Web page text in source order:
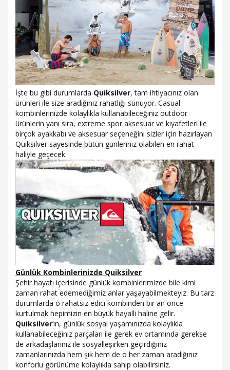
İşte bu gibi durumlarda Quiksilver, tam ihtiyacınız olan
ürünleri ile size aradığınız rahatlığı sunuyor. Casual
kombinlerinizde kolaylıkla kullanabileceğiniz outdoor
ürünlerin yanı sıra, extreme spor aksesuar ve kıyafetleri ile
birçok ayakkabı ve aksesuar seçeneğini sizler için hazırlayan
Quiksilver sayesinde bütün günleriniz olabilen en rahat
haliyle geçecek.
Günlük Kombinlerinizde Quiksilver
Şehir hayatı içerisinde günlük kombinlerimizde bile kimi
zaman rahat edemediğimiz anlar yaşayabilmekteyiz. Bu tarz
durumlarda o rahatsız edici kombinden bir an önce
kurtulmak hepimizin en büyük hayalli haline gelir.
Quiksilver‘ın, günlük sosyal yaşamınızda kolaylıkla
kullanabileceğiniz parçaları ile gerek ev ortamında gerekse
de arkadaşlarınız ile sosyalleşirken geçirdiğiniz
zamanlarınızda hem şık hem de o her zaman aradığınız
konforlu görünüme kolaylıkla sahip olabilirsiniz.